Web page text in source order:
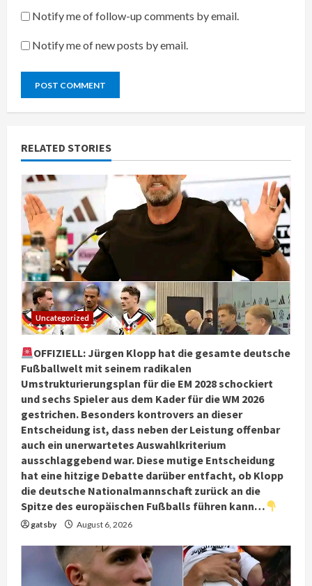
Notify me of follow-up comments by email.
Notify me of new posts by email.
RELATED STORIES
Uncategorized
OFFIZIELL: Jürgen Klopp hat die gesamte deutsche
Fußballwelt mit seinem radikalen
Umstrukturierungsplan für die EM 2028 schockiert
und sechs Spieler aus dem Kader für die WM 2026
gestrichen. Besonders kontrovers an dieser
Entscheidung ist, dass neben der Leistung offenbar
auch ein unerwartetes Auswahlkriterium
ausschlaggebend war. Diese mutige Entscheidung
hat eine hitzige Debatte darüber entfacht, ob Klopp
die deutsche Nationalmannschaft zurück an die
Spitze des europäischen Fußballs führen kann…
gatsby August 6, 2026